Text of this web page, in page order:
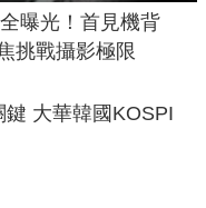
曝光！首見機背
挑戰攝影極限
大華韓國KOSPI